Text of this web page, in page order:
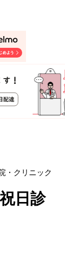
・クリニック
日診